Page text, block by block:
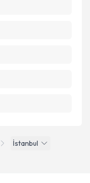
İstanbul